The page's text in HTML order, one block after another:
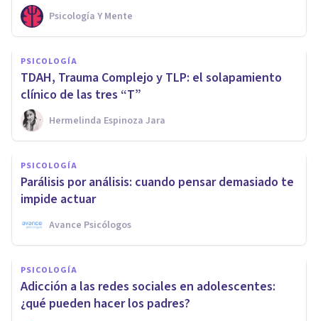
Psicología Y Mente
PSICOLOGÍA
TDAH, Trauma Complejo y TLP: el solapamiento
clínico de las tres “T”
Hermelinda Espinoza Jara
PSICOLOGÍA
Parálisis por análisis: cuando pensar demasiado te
impide actuar
Avance Psicólogos
PSICOLOGÍA
Adicción a las redes sociales en adolescentes:
¿qué pueden hacer los padres?